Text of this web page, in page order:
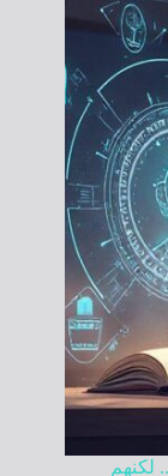
لكنهم